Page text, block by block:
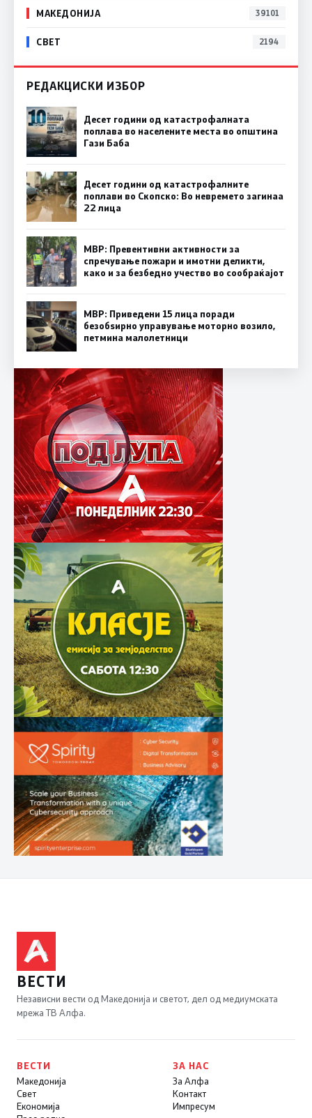
МАКЕДОНИЈА 39101
СВЕТ 2194
РЕДАКЦИСКИ ИЗБОР
Десет години од катастрофалната
поплава во населените места во општина
Гази Баба
Десет години од катастрофалните
поплави во Скопско: Во невремето загинаа
22 лица
МВР: Превентивни активности за
спречување пожари и имотни деликти,
како и за безбедно учество во сообраќајот
МВР: Приведени 15 лица поради
безобѕирно управување моторно возило,
петмина малолетници
ВЕСТИ
Независни вести од Македонија и светот, дел од медиумската
мрежа ТВ Алфа.
ВЕСТИ
Македонија
Свет
Економија
ЗА НАС
За Алфа
Контакт
Импресум